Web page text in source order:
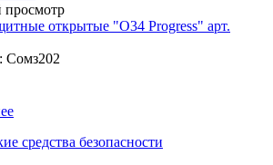
открытые "О34 Progress" арт.
Сомз202
средства безопасности